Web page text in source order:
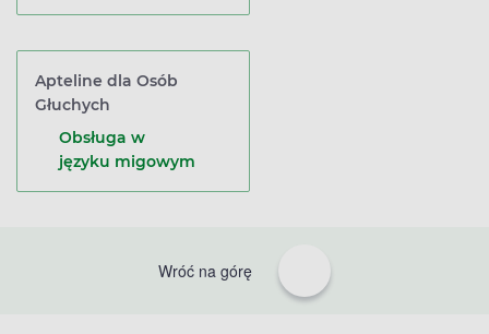
Apteline dla Osób
Głuchych
Obsługa w
języku migowym
Wróć na górę